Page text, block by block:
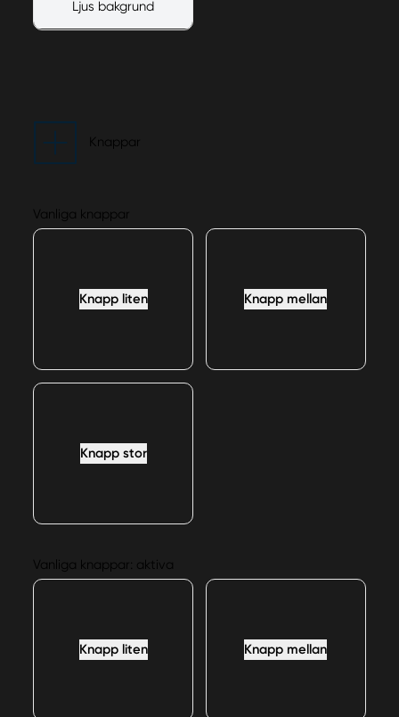
Ljus bakgrund
Knappar
Vanliga knappar
Knapp liten Knapp mellan
Knapp stor
Vanliga knappar: aktiva
Knapp liten Knapp mellan